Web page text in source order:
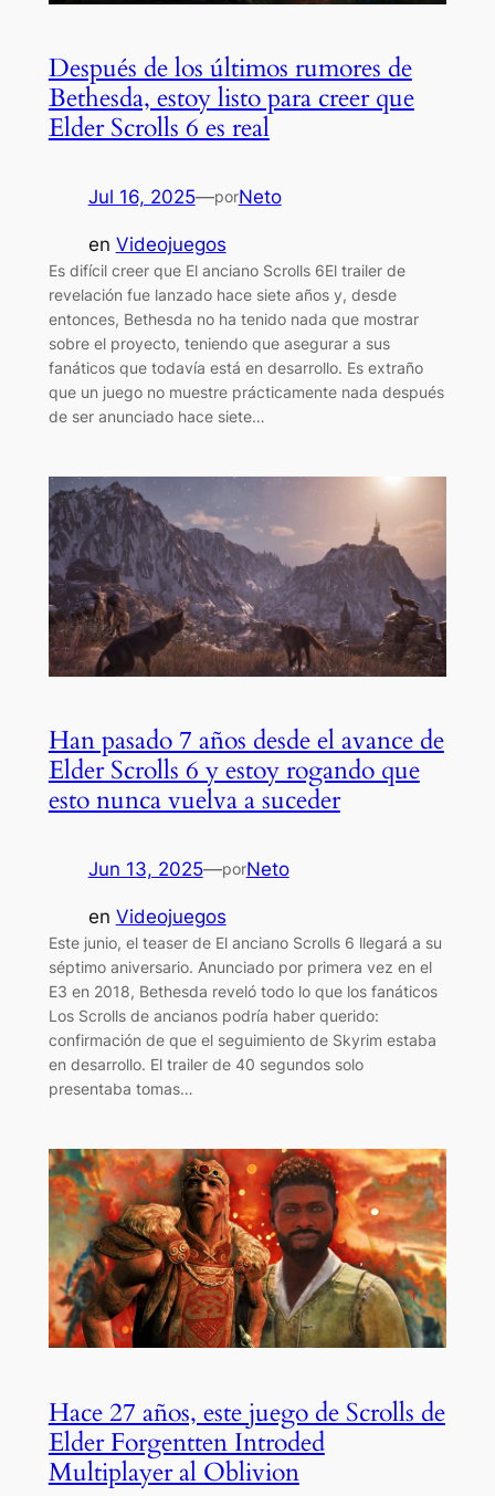
Después de los últimos rumores de
Bethesda, estoy listo para creer que
Elder Scrolls 6 es real
Jul 16, 2025—porNeto
en Videojuegos
Es difícil creer que El anciano Scrolls 6El trailer de
revelación fue lanzado hace siete años y, desde
entonces, Bethesda no ha tenido nada que mostrar
sobre el proyecto, teniendo que asegurar a sus
fanáticos que todavía está en desarrollo. Es extraño
que un juego no muestre prácticamente nada después
de ser anunciado hace siete…
Han pasado 7 años desde el avance de
Elder Scrolls 6 y estoy rogando que
esto nunca vuelva a suceder
Jun 13, 2025—porNeto
en Videojuegos
Este junio, el teaser de El anciano Scrolls 6 llegará a su
séptimo aniversario. Anunciado por primera vez en el
E3 en 2018, Bethesda reveló todo lo que los fanáticos
Los Scrolls de ancianos podría haber querido:
confirmación de que el seguimiento de Skyrim estaba
en desarrollo. El trailer de 40 segundos solo
presentaba tomas…
Hace 27 años, este juego de Scrolls de
Elder Forgentten Introded
Multiplayer al Oblivion